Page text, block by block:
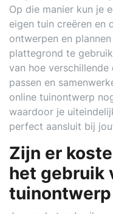
Op die manier kun je
eigen tuin creëren en
ontwerpen en
plattegrond te
van hoe
passen en
online tuinontwerp
waardoor je
perfect aansluit bij
Zijn er
het gebruik